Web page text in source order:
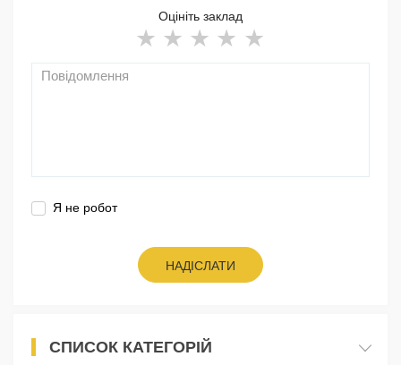
Оцініть заклад
Я не робот
НАДІСЛАТИ
СПИСОК КАТЕГОРІЙ